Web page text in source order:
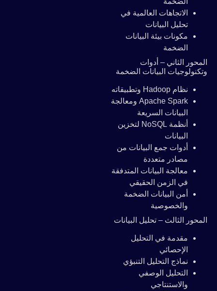
الاتجاهات العالمية في
تحليل البيانات
مكونات بيئة البيانات
الضخمة
المحور الثاني – أدوات
وتكنولوجيات البيانات الضخمة
نظام Hadoop وتطبيقاته
Apache Spark ومعالجة
البيانات السريعة
أنظمة NoSQL لتخزين
البيانات
أدوات جمع البيانات من
مصادر متعددة
معالجة البيانات المتدفقة
في الزمن الحقيقي
أمن البيانات الضخمة
والخصوصية
المحور الثالث – تحليل البيانات
مقدمة في التحليل
الإحصائي
نماذج التحليل التنبؤي
التحليل الوصفي
والاستنتاجي